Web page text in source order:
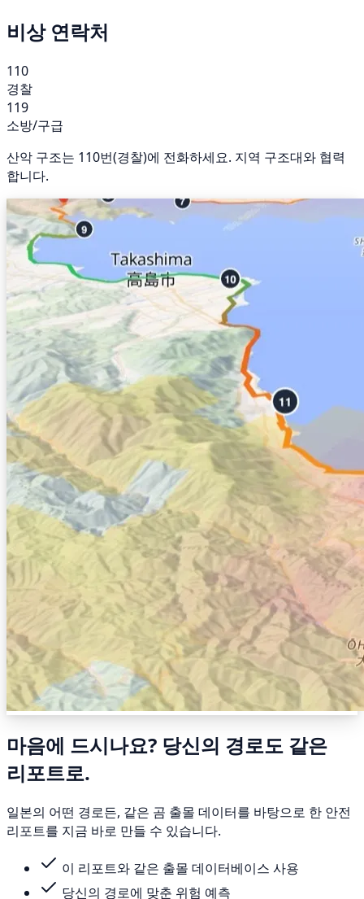
비상 연락처
110
경찰
119
소방/구급
산악 구조는 110번(경찰)에 전화하세요. 지역 구조대와 협력
합니다.
마음에 드시나요? 당신의 경로도 같은
리포트로.
일본의 어떤 경로든, 같은 곰 출몰 데이터를 바탕으로 한 안전
리포트를 지금 바로 만들 수 있습니다.
이 리포트와 같은 출몰 데이터베이스 사용
당신의 경로에 맞춘 위험 예측